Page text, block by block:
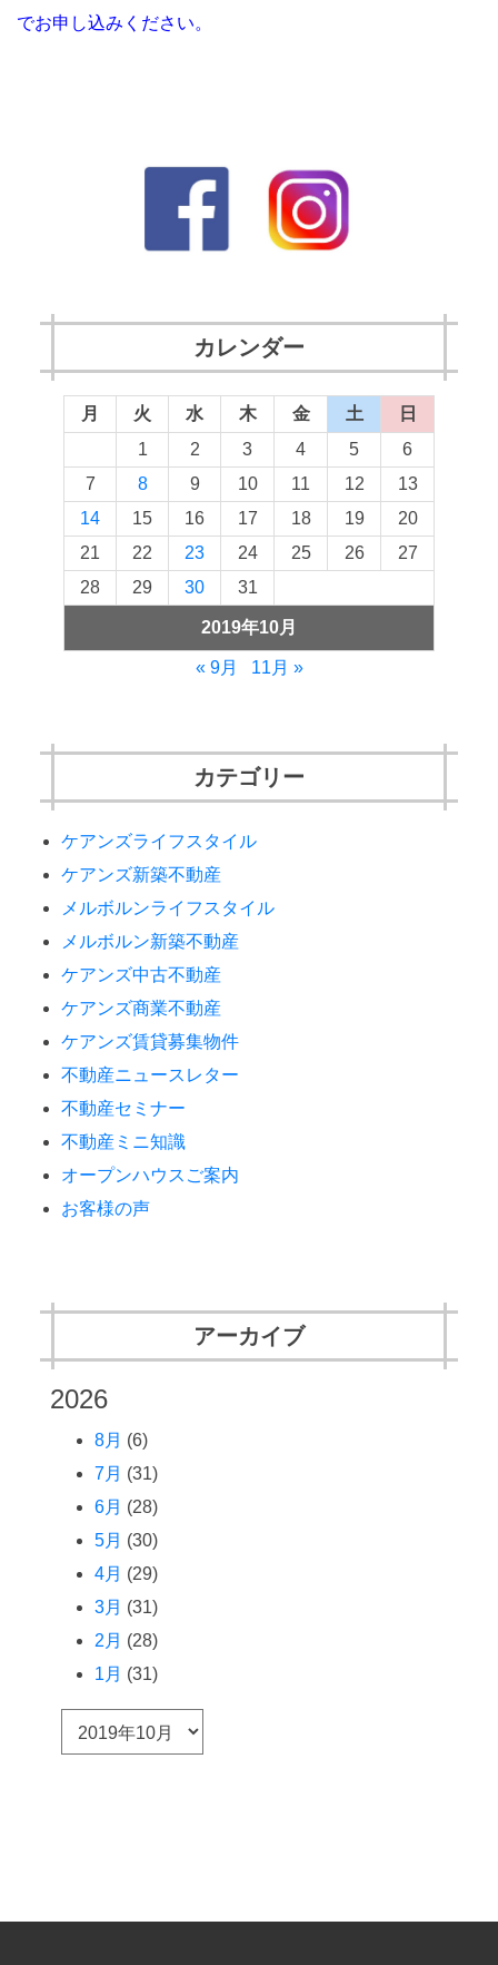
でお申し込みください。
カレンダー
2019年10月
月 火 水 木 金 土
日
1
2 3 4 5
6
7
8 9 10 11 12
13
14
15 16 17 18 19
20
21
22 23 24 25 26
27
28
29 30 31
« 9月 11月 »
カテゴリー
ケアンズライフスタイル
ケアンズ新築不動産
メルボルンライフスタイル
メルボルン新築不動産
ケアンズ中古不動産
ケアンズ商業不動産
ケアンズ賃貸募集物件
不動産ニュースレター
不動産セミナー
不動産ミニ知識
オープンハウスご案内
お客様の声
アーカイブ
2026
8月 (6)
7月 (31)
6月 (28)
5月 (30)
4月 (29)
3月 (31)
2月 (28)
1月 (31)
ー